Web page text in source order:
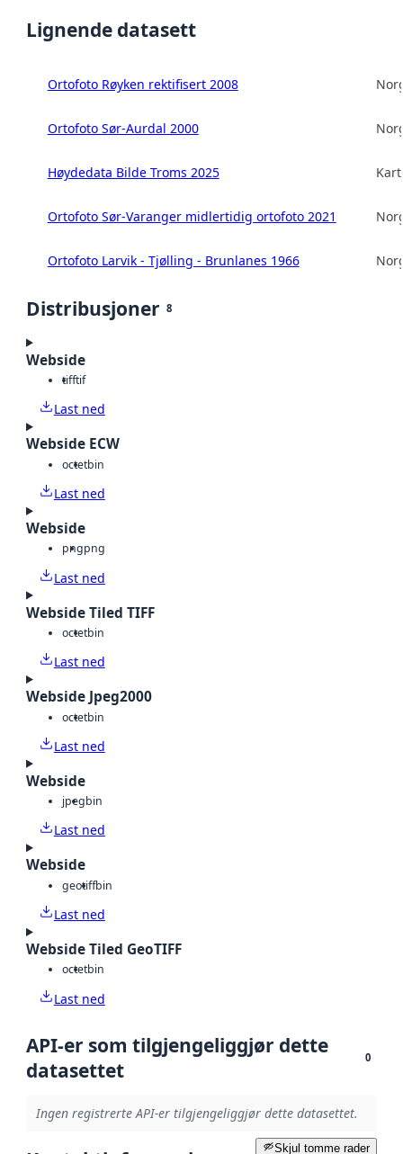
Lignende datasett
Ortofoto Røyken rektifisert 2008
Ortofoto Sør-Aurdal 2000
Høydedata Bilde Troms 2025
Ortofoto Sør-Varanger midlertidig ortofoto 2021
Ortofoto Larvik - Tjølling - Brunlanes 1966
Distribusjoner 8
Webside
tifftif
Last ned
Webside ECW
octetbin
Last ned
Webside
pngpng
Last ned
Webside Tiled TIFF
octetbin
Last ned
Webside Jpeg2000
octetbin
Last ned
Webside
jpegbin
Last ned
Webside
geotiffbin
Last ned
Webside Tiled GeoTIFF
octetbin
Last ned
API-er som tilgjengeliggjør dette
datasettet
0
Ingen registrerte API-er tilgjengeliggjør dette datasettet.
Skjul tomme rader